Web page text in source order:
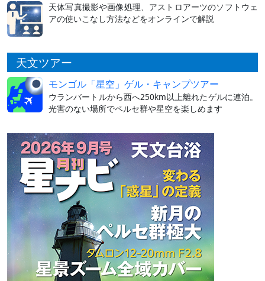
天体写真撮影や画像処理、アストロアーツのソフトウェ
アの使いこなし方法などをオンラインで解説
天文ツアー
モンゴル「星空」ゲル・キャンプツアー
ウランバートルから西へ250km以上離れたゲルに連泊。
光害のない場所でペルセ群や星空を楽しめます